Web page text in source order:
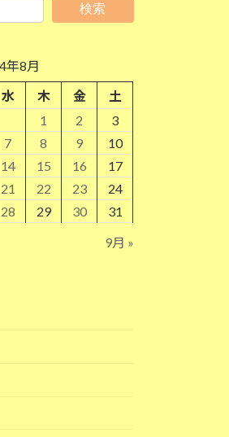
検索
年8月
水 木 金
土
1
2
3
7 8 9
10
14 15 16
17
21 22 23
24
28 29 30 31
9月 »